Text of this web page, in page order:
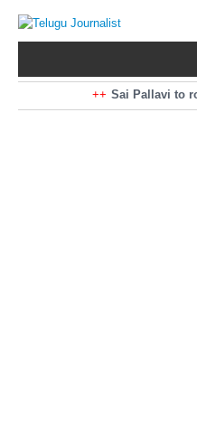
Sai Pallavi to
Kiara Advani